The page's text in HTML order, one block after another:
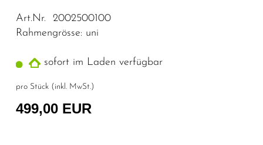
Art.Nr. 2002500100
Rahmengrösse: uni
sofort im Laden verfügbar
pro Stück (inkl. MwSt.)
499,00 EUR